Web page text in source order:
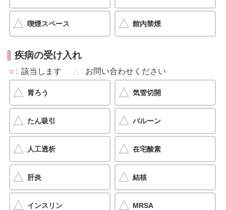
喫煙スペース 館内禁煙
疾病の受け入れ
○ 該当します △ お問い合わせください
胃ろう 気管切開
たん吸引 バルーン
人工透析 在宅酸素
肝炎 結核
インスリン MRSA